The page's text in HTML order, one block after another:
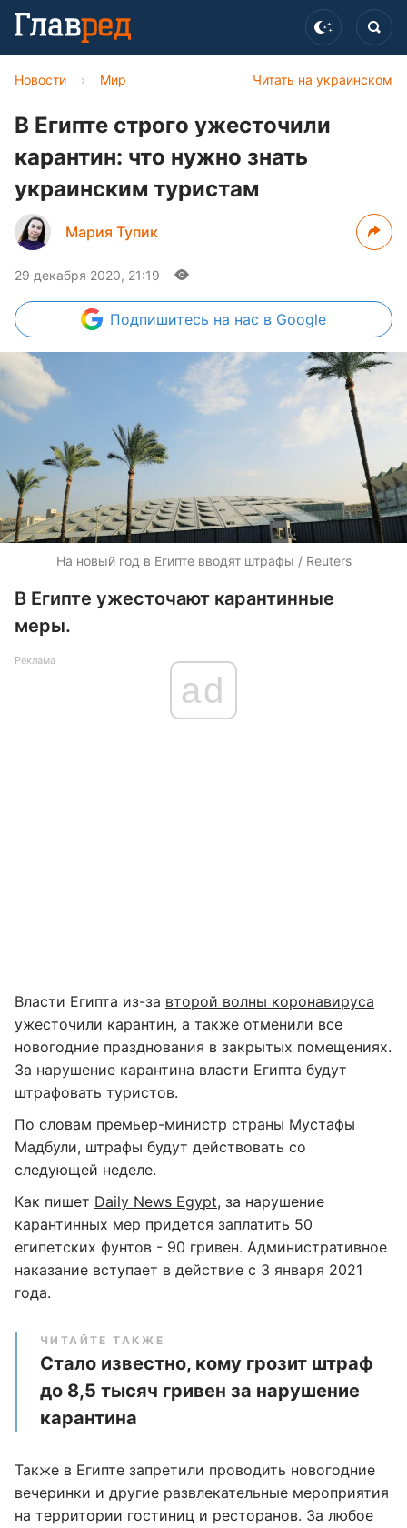
Читать на украинском
Новости › Мир
В Египте строго ужесточили
карантин: что нужно знать
украинским туристам ​
Мария Тупик
29 декабря 2020, 21:19
Подпишитесь на нас в Google
На новый год в Египте вводят штрафы / Reuters
В Египте ужесточают карантинные
меры.
Реклама
ad
Власти Египта из-за второй волны коронавируса
ужесточили карантин, а также отменили все
новогодние празднования в закрытых помещениях.
За нарушение карантина власти Египта будут
штрафовать туристов.
По словам премьер-министр страны Мустафы
Мадбули, штрафы будут действовать со
следующей неделе.
Как пишет Daily News Egypt, за нарушение
карантинных мер придется заплатить 50
египетских фунтов - 90 гривен. Административное
наказание вступает в действие с 3 января 2021
года.
ЧИТАЙТЕ ТАКЖЕ
Стало известно, кому грозит штраф
до 8,5 тысяч гривен за нарушение
карантина
Также в Египте запретили проводить новогодние
вечеринки и другие развлекательные мероприятия
на территории гостиниц и ресторанов. За любое